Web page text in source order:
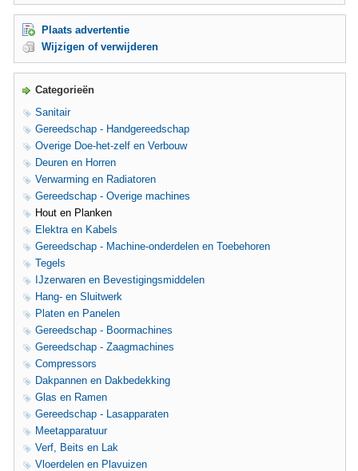
Plaats advertentie
Wijzigen of verwijderen
Categorieën
Sanitair
Gereedschap - Handgereedschap
Overige Doe-het-zelf en Verbouw
Deuren en Horren
Verwarming en Radiatoren
Gereedschap - Overige machines
Hout en Planken
Elektra en Kabels
Gereedschap - Machine-onderdelen en Toebehoren
Tegels
IJzerwaren en Bevestigingsmiddelen
Hang- en Sluitwerk
Platen en Panelen
Gereedschap - Boormachines
Gereedschap - Zaagmachines
Compressors
Dakpannen en Dakbedekking
Glas en Ramen
Gereedschap - Lasapparaten
Meetapparatuur
Verf, Beits en Lak
Vloerdelen en Plavuizen